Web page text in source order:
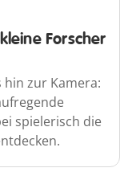
Forscher
zur Kamera:
spielerisch die